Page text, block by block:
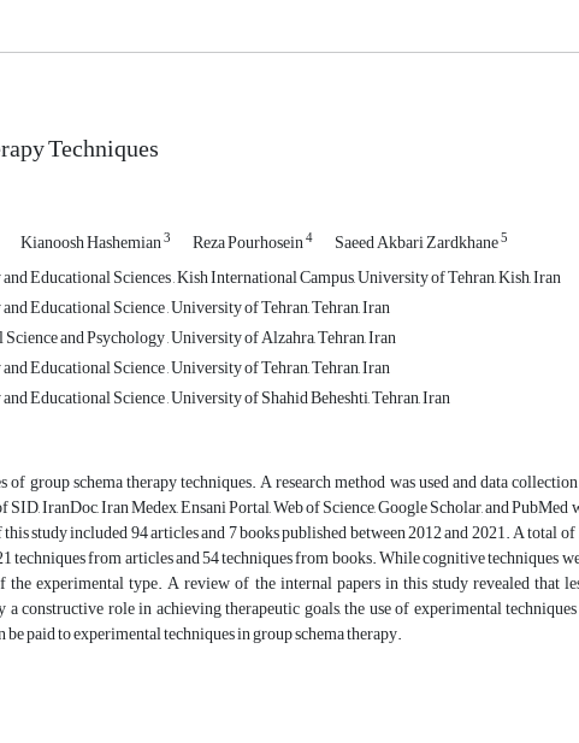
Techniques
Kianoosh Hashemian3 Reza Pourhosein4 Saeed Akbari Zardkhane5
Educational Sciences , Kish International Campus, University of Tehran, Kish, Iran
Educational Science , University of Tehran, Tehran, Iran
and Psychology , University of Alzahra, Tehran, Iran
Educational Science , University of Tehran, Tehran, Iran
Educational Science , University of Shahid Beheshti, Tehran, Iran
of group schema therapy techniques. A research method was used and data
IranDoc, Iran Medex, Ensani Portal, Web of Science, Google Scholar, and PubMed
study included 94 articles and 7 books published between 2012 and 2021. A total
techniques from articles and 54 techniques from books. While cognitive techniques
experimental type. A review of the internal papers in this study revealed that
constructive role in achieving therapeutic goals, the use of experimental
paid to experimental techniques in group schema therapy.